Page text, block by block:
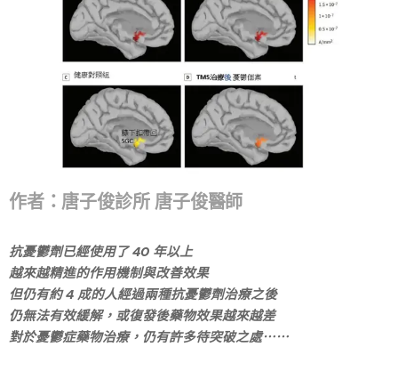
作者：唐子俊診所 唐子俊醫師
抗憂鬱劑已經使用了 40 年以上
越來越精進的作用機制與改善效果
但仍有約 4 成的人經過兩種抗憂鬱劑治療之後
仍無法有效緩解，或復發後藥物效果越來越差
對於憂鬱症藥物治療，仍有許多待突破之處⋯⋯